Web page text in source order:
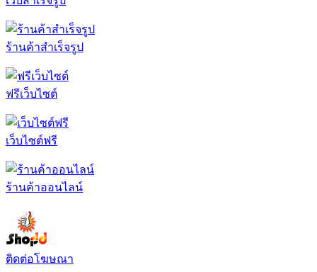
ร้านค้าสำเร็จรูป
ฟรีเว็บไซต์
เว็บไซต์ฟรี
ร้านค้าออนไลน์
ติดต่อโฆษณา